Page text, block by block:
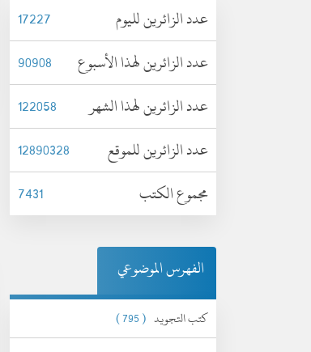
عدد الزائرين لليوم
17227
عدد الزائرين لهذا الأسبوع
90908
عدد الزائرين لهذا الشهر
122058
عدد الزائرين للموقع
12890328
مجموع الكتب
7431
الفهرس الموضوعي
كتب التجويد ( 795 )